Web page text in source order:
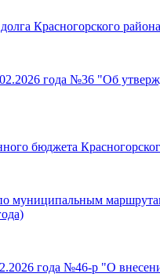
Красногорского
года №36 "Об
бюджета
маршрутам
года №46-р "О